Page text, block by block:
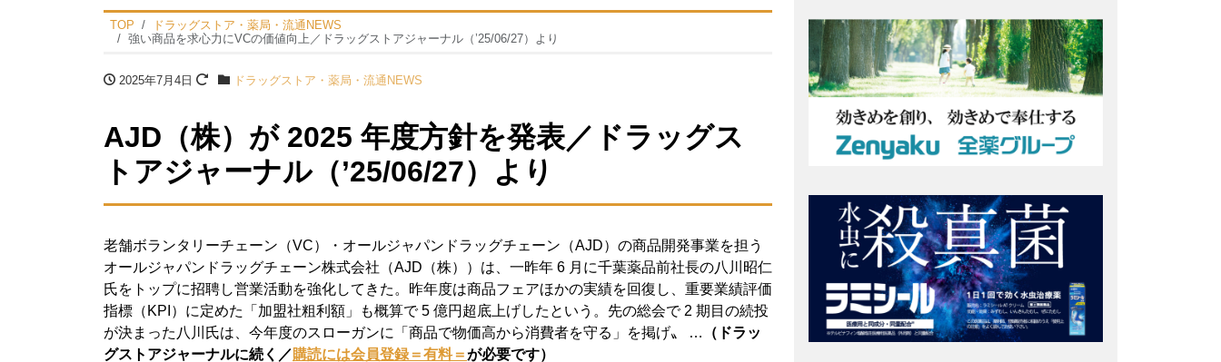
TOP
ドラッグストア・薬局・流通NEWS
強い商品を求心力にVCの価値向上／ドラッグストアジャーナル（’25/06/27）より
2025年7月4日 ドラッグストア・薬局・流通NEWS
AJD（株）が 2025 年度⽅針を発表／ドラッグス
トアジャーナル（’25/06/27）より
老舗ボランタリーチェーン（VC）・オールジャパンドラッグチェーン（AJD）の商品開発事業を担う
オールジャパンドラッグチェーン株式会社（AJD（株））は、一昨年 6 月に千葉薬品前社長の八川昭仁
氏をトップに招聘し営業活動を強化してきた。昨年度は商品フェアほかの実績を回復し、重要業績評価
指標（KPI）に定めた「加盟社粗利額」も概算で 5 億円超底上げしたという。先の総会で 2 期目の続投
が決まった八川氏は、今年度のスローガンに「商品で物価高から消費者を守る」を掲げ〟 …
（ドラッ
グストアジャーナルに続く／購読には会員登録＝有料＝が必要です）